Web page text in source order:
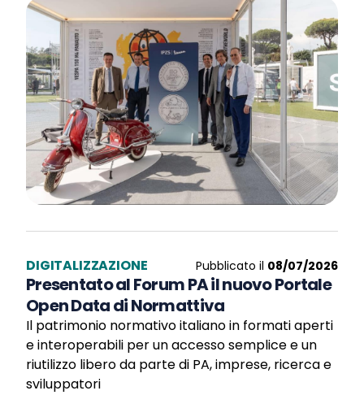
DIGITALIZZAZIONE Pubblicato il 08/07/2026
Presentato al Forum PA il nuovo Portale
Open Data di Normattiva
Il patrimonio normativo italiano in formati aperti
e interoperabili per un accesso semplice e un
riutilizzo libero da parte di PA, imprese, ricerca e
sviluppatori